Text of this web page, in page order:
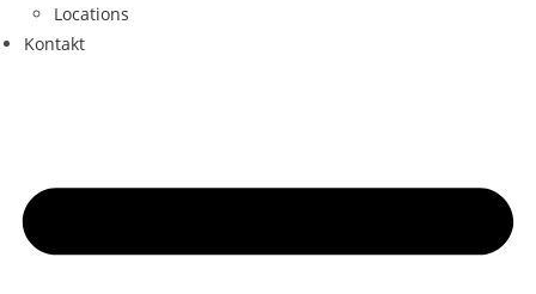
Locations
Kontakt